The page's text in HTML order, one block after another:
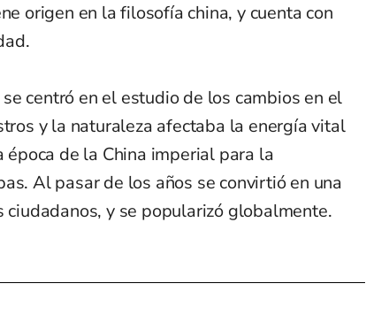
origen en la filosofía china, y cuenta con
centró en el estudio de los cambios en el
y la naturaleza afectaba la energía vital
de la China imperial para la
Al pasar de los años se convirtió en una
y se popularizó globalmente.